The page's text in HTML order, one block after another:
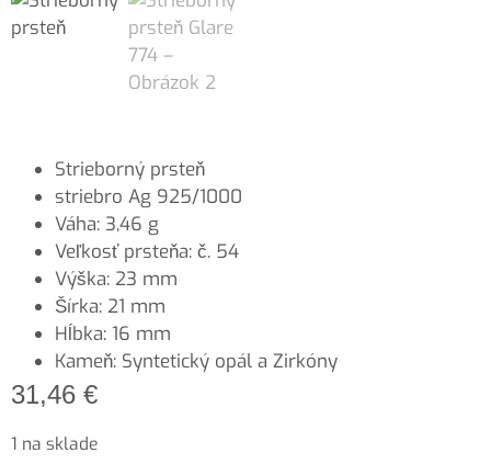
Strieborný prsteň
striebro Ag 925/1000
Váha: 3,46 g
Veľkosť prsteňa: č. 54
Výška: 23 mm
Šírka: 21 mm
Hĺbka: 16 mm
Kameň: Syntetický opál a Zirkóny
31,46 €
1 na sklade